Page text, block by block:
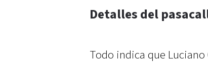
Detalles del
Todo indica que